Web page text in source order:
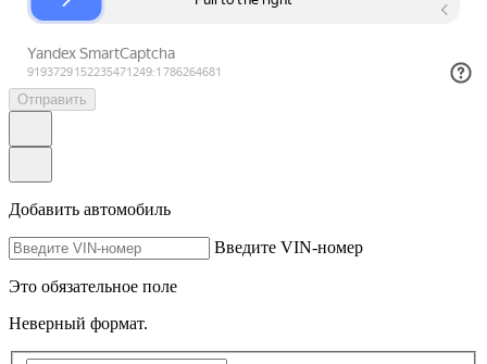
Отправить
Добавить автомобиль
Введите VIN-номер
Это обязательное поле
Неверный формат.